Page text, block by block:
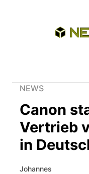
NEWS
Canon
Vertrieb
in
Johannes